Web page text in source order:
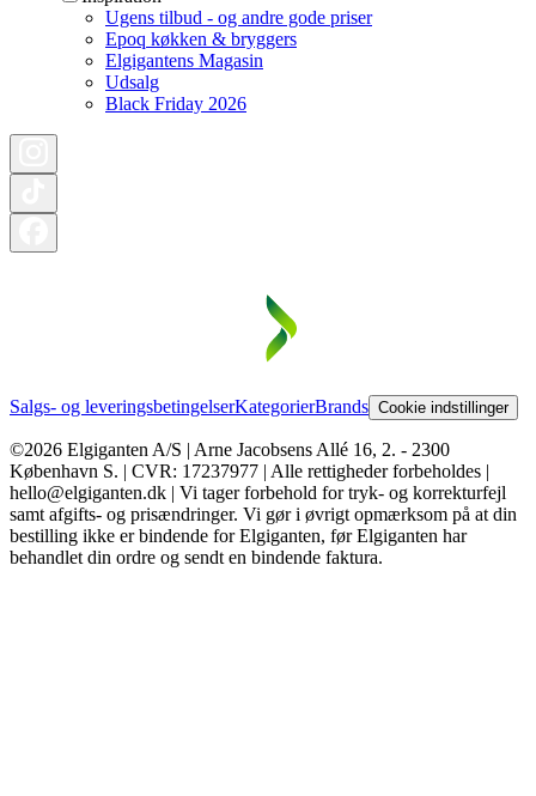
Ugens tilbud - og andre gode priser
Epoq køkken & bryggers
Elgigantens Magasin
Udsalg
Black Friday 2026
Salgs- og leveringsbetingelserKategorierBrands Cookie indstillinger
©2026 Elgiganten A/S | Arne Jacobsens Allé 16, 2. - 2300
København S. | CVR: 17237977 | Alle rettigheder forbeholdes |
hello@elgiganten.dk | Vi tager forbehold for tryk- og korrekturfejl
samt afgifts- og prisændringer. Vi gør i øvrigt opmærksom på at din
bestilling ikke er bindende for Elgiganten, før Elgiganten har
behandlet din ordre og sendt en bindende faktura.